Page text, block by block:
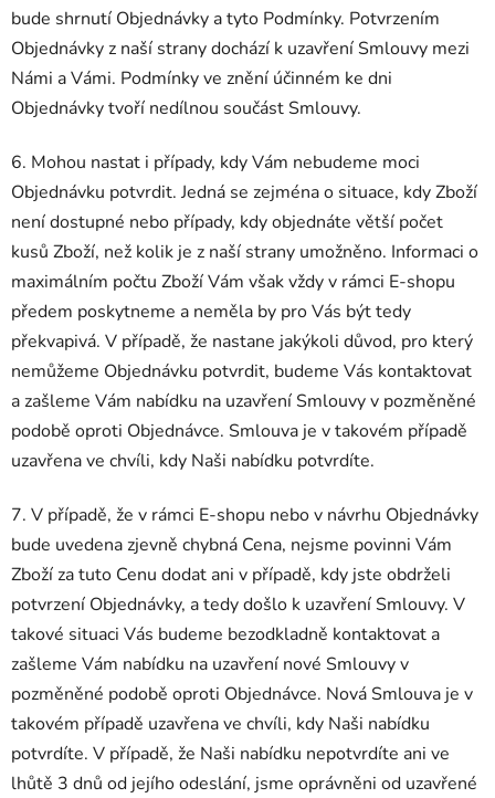
bude shrnutí Objednávky a tyto Podmínky. Potvrzením
Objednávky z naší strany dochází k uzavření Smlouvy mezi
Námi a Vámi. Podmínky ve znění účinném ke dni
Objednávky tvoří nedílnou součást Smlouvy.
6. Mohou nastat i případy, kdy Vám nebudeme moci
Objednávku potvrdit. Jedná se zejména o situace, kdy Zboží
není dostupné nebo případy, kdy objednáte větší počet
kusů Zboží, než kolik je z naší strany umožněno. Informaci o
maximálním počtu Zboží Vám však vždy v rámci E-shopu
předem poskytneme a neměla by pro Vás být tedy
překvapivá. V případě, že nastane jakýkoli důvod, pro který
nemůžeme Objednávku potvrdit, budeme Vás kontaktovat
a zašleme Vám nabídku na uzavření Smlouvy v pozměněné
podobě oproti Objednávce. Smlouva je v takovém případě
uzavřena ve chvíli, kdy Naši nabídku potvrdíte.
7. V případě, že v rámci E-shopu nebo v návrhu Objednávky
bude uvedena zjevně chybná Cena, nejsme povinni Vám
Zboží za tuto Cenu dodat ani v případě, kdy jste obdrželi
potvrzení Objednávky, a tedy došlo k uzavření Smlouvy. V
takové situaci Vás budeme bezodkladně kontaktovat a
zašleme Vám nabídku na uzavření nové Smlouvy v
pozměněné podobě oproti Objednávce. Nová Smlouva je v
takovém případě uzavřena ve chvíli, kdy Naši nabídku
potvrdíte. V případě, že Naši nabídku nepotvrdíte ani ve
lhůtě 3 dnů od jejího odeslání, jsme oprávněni od uzavřené